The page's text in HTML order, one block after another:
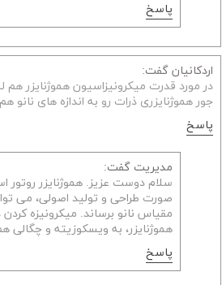
پاسخ
اردکانیان گفت:
در مورد قدرت میکرونیزاسیون هموژنایزر
جور هموژنایزری ذرات رو به اندازه های نانو
پاسخ
مدیریت گفت:
سلام دوست عزیز. هموژنایزر روتور
صورت طراحی و تولید اصولی، می
مقیاس نانو برساند. میکرونیزه کردن
هموژنایزر، به ویسکوزیته و چگالی
پاسخ